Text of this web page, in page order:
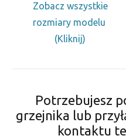
Zobacz wszystkie
rozmiary modelu
(Kliknij)
Potrzebujesz
grzejnika lub
kontaktu